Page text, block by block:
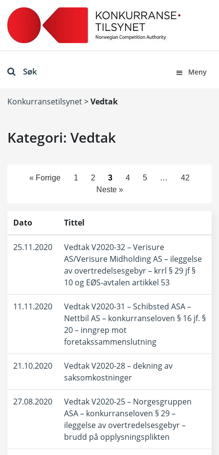
Søk Meny
Konkurransetilsynet>Vedtak
Kategori: Vedtak
« Forrige 1 2 3 4 5 …
42
Neste »
Dato Tittel
25.11.2020
Vedtak V2020-32 – Verisure
AS/Verisure Midholding AS – ileggelse
av overtredelsesgebyr – krrl § 29 jf §
10 og EØS-avtalen artikkel 53
11.11.2020
Vedtak V2020-31 – Schibsted ASA –
Nettbil AS – konkurranseloven § 16 jf. §
20 – inngrep mot
foretakssammenslutning
21.10.2020
Vedtak V2020-28 – dekning av
saksomkostninger
27.08.2020
Vedtak V2020-25 – Norgesgruppen
ASA – konkurranseloven § 29 –
ileggelse av overtredelsesgebyr –
brudd på opplysningsplikten